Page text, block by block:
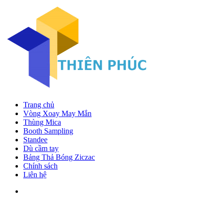
Trang chủ
Vòng Xoay May Mắn
Thùng Mica
Booth Sampling
Standee
Dù cầm tay
Bảng Thả Bóng Ziczac
Chính sách
Liên hệ